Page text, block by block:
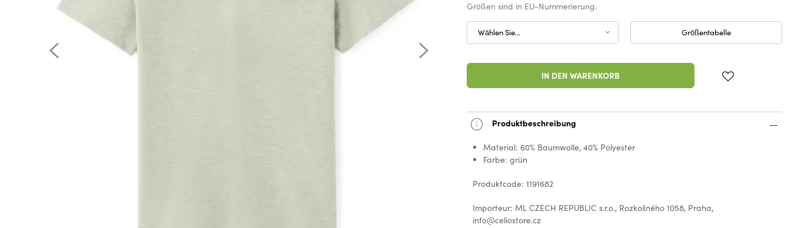
Größen sind in EU-Nummerierung.
Wählen Sie... Größentabelle
IN DEN WARENKORB
Produktbeschreibung
Material: 60% Baumwolle, 40% Polyester
Farbe: grün
Produktcode: 1191682
Importeur: ML CZECH REPUBLIC s.r.o., Rozkošného 1058, Praha,
info@celiostore.cz